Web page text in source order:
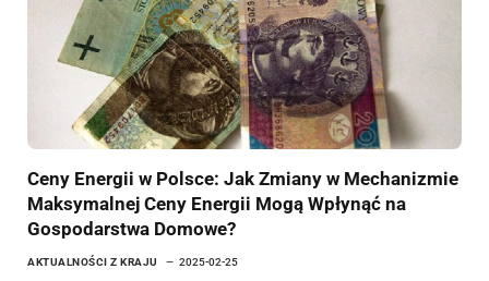
Ceny Energii w Polsce: Jak Zmiany w Mechanizmie
Maksymalnej Ceny Energii Mogą Wpłynąć na
Gospodarstwa Domowe?
AKTUALNOŚCI Z KRAJU 2025-02-25